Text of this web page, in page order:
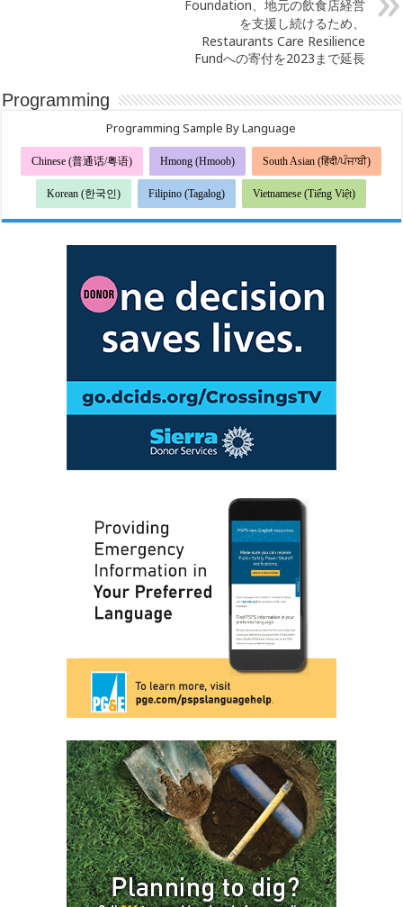
Foundation、地元の飲食店経営
を支援し続けるため、
Restaurants Care Resilience
Fundへの寄付を2023まで延長
Programming
Programming Sample By Language
Chinese (普通话/粤语) Hmong (Hmoob) South Asian (हिंदी/ਪੰਜਾਬੀ)
Korean (한국인) Filipino (Tagalog) Vietnamese (Tiếng Việt)